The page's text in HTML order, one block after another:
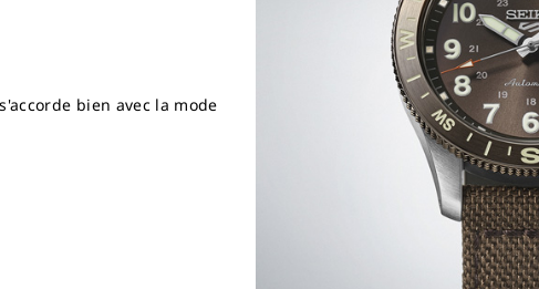
bien avec la mode